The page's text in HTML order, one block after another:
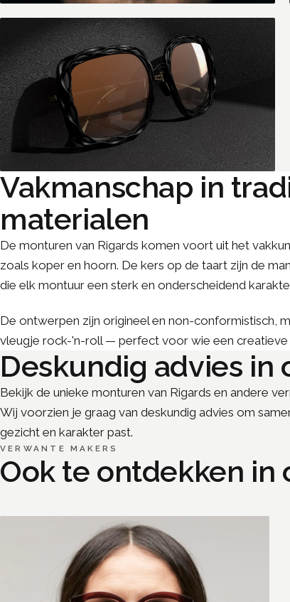
Vakmanschap in
materialen
De monturen van Rigards komen voort uit het
zoals koper en hoorn. De kers op de taart zijn de
die elk montuur een sterk en onderscheidend
De ontwerpen zijn origineel en non-conformistisch,
vleugje rock-'n-roll — perfect voor wie een creatieve
Deskundig advies in
Bekijk de unieke monturen van Rigards en andere
Wij voorzien je graag van deskundig advies om
gezicht en karakter past.
VERWANTE MAKERS
Ook te ontdekken in